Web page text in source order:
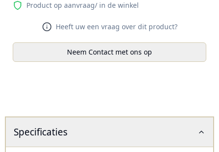
Product op aanvraag/ in de winkel
Heeft uw een vraag over dit product?
Neem Contact met ons op
Specificaties